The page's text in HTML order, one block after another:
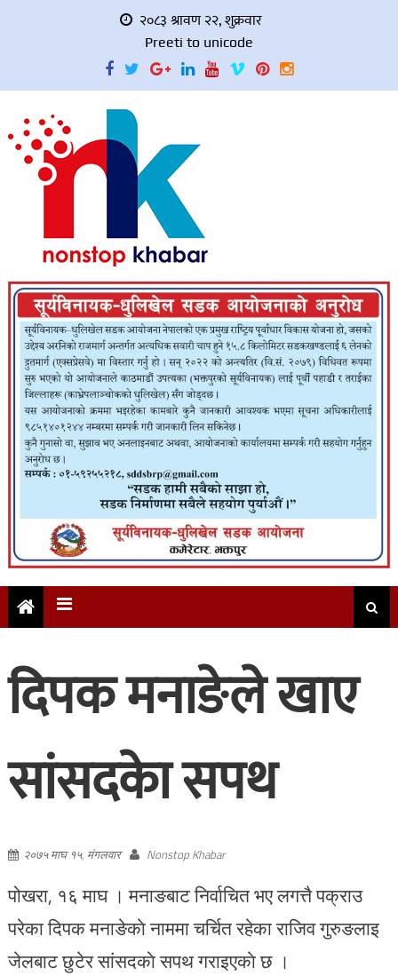
२०८३ श्रावण २२, शुक्रवार
Preeti to unicode
दिपक मनाङेले खाए
सांसदकाे सपथ
२०७५ माघ १५, मंगलवार Nonstop Khabar
पोखरा, १६ माघ । मनाङबाट निर्वाचित भए लगत्तै पक्राउ
परेका दिपक मनाङेकाे नाममा चर्चित रहेका राजिव गुरुङलाइ
जेलबाट छुटेर सांसदकाे सपथ गराइएकाे छ ।